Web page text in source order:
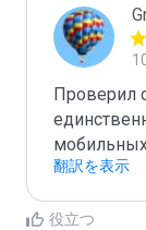
Проверил
翻訳を表示
役立つ